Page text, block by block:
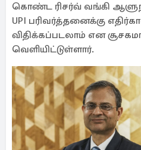
கொண்ட ரிசர்வ் வங்கி
UPI பரிவர்த்தனைக்கு
விதிக்கப்படலாம் என
வெளியிட்டுள்ளார்.